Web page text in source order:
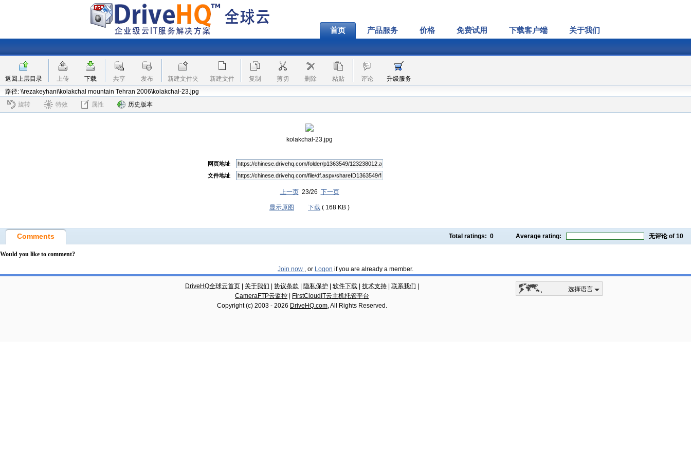
首页 产品服务 价格 免费试用 下载客户端 关于我们
返回上层目录 上传 下载 共享 发布 新建文件夹 新建文件 复制 剪切 删除 粘贴 评论
升级服务
路径: \\rezakeyhani\kolakchal mountain Tehran 2006\kolakchal-23.jpg
旋转
特效 属性 历史版本
kolakchal-23.jpg
网页地址
文件地址
上一页23/26 下一页
显示原图 下载 ( 168 KB )
Comments Total ratings: 0 Average rating: 无评论of 10
Would you like to comment?
Join now , or Logon if you are already a member.
DriveHQ全球云首页 关于我们 协议条款 隐私保护 软件下载 技术支持 联系我们
CameraFTP云监控
FirstCloudIT云主机托管平台
Copyright (c) 2003 - 2026 DriveHQ.com, All Rights Reserved.
选择语言